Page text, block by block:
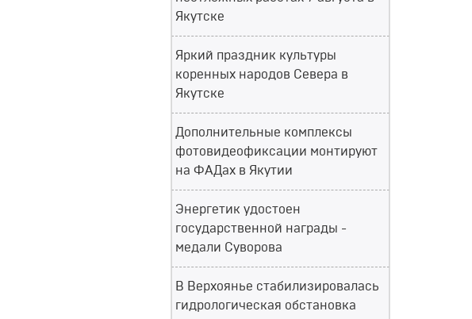
Якутске
Яркий праздник культуры
коренных народов Севера в
Якутске
Дополнительные комплексы
фотовидеофиксации монтируют
на ФАДах в Якутии
Энергетик удостоен
государственной награды -
медали Суворова
В Верхоянье стабилизировалась
гидрологическая обстановка